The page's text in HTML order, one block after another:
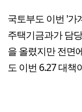
국토부도 이번 '가
주택기금과가 담
을 올렸지만 전면
도 이번 6.27 대책